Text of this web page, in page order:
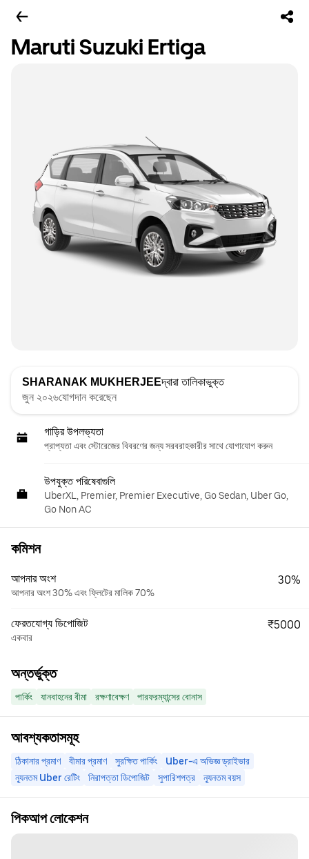
Maruti Suzuki Ertiga
SHARANAK MUKHERJEEদ্বারা তালিকাভুক্ত
জুন ২০২৬যোগদান করেছেন
গাড়ির উপলভ্যতা
প্রাপ্যতা এবং স্টোরেজের বিবরণের জন্য সরবরাহকারীর সাথে যোগাযোগ করুন
উপযুক্ত পরিষেবাগুলি
UberXL, Premier, Premier Executive, Go Sedan, Uber Go,
Go Non AC
কমিশন
আপনার অংশ
আপনার অংশ 30% এবং ফ্লিটের মালিক 70%
30%
ফেরতযোগ্য ডিপোজিট
একবার
₹5000
অন্তর্ভুক্ত
পার্কিং যানবাহনের বীমা রক্ষণাবেক্ষণ পারফরম্যান্সের বোনাস
আবশ্যকতাসমূহ
ঠিকানার প্রমাণ বীমার প্রমাণ সুরক্ষিত পার্কিং
Uber-এ অভিজ্ঞ ড্রাইভার
ন্যূনতম Uber রেটিং
নিরাপত্তা ডিপোজিট সুপারিশপত্র ন্যূনতম বয়স
পিকআপ লোকেশন